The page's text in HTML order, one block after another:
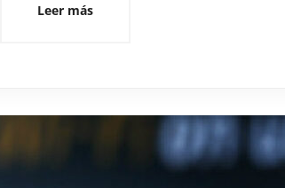
Leer más